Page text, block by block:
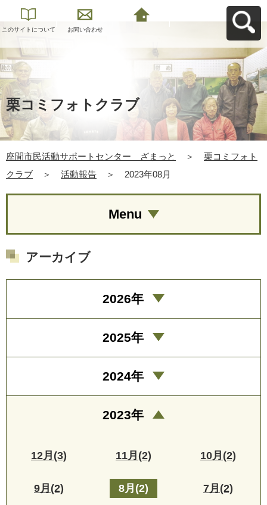
このサイトについて お問い合わせ
栗コミフォトクラブ
座間市民活動サポートセンター ざまっと ＞
栗コミフォト
クラブ
＞ 活動報告 ＞ 2023年08月
Menu
アーカイブ
2026年
2025年
2024年
2023年
12月(3) 11月(2) 10月(2)
9月(2) 8月(2) 7月(2)